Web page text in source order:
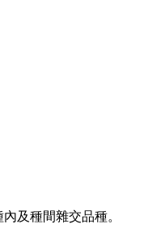
內及種間雜交品種。